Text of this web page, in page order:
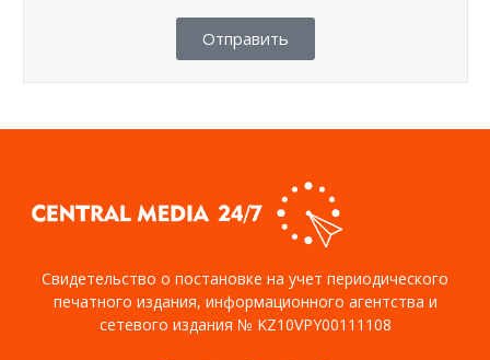
Отправить
Свидетельство о постановке на учет периодического
печатного издания, информационного агентства и
сетевого издания № KZ10VPY00111108